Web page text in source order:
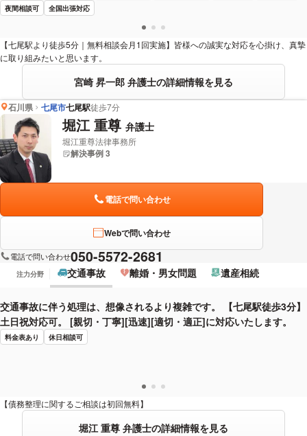
夜間相談可
全国出張対応
【七尾駅より徒歩5分｜無料相談会月1回実施】皆様への誠実な対応を心掛け、真摯
に取り組みたいと思います。
宮崎 昇一郎 弁護士の詳細情報を見る
石川県 七尾市七尾駅徒歩7分
堀江 重尊 弁護士
堀江重尊法律事務所
解決事例 3
電話で問い合わせ
Webで問い合わせ
電話で問い合わせ050-5572-2681
注力分野 交通事故 離婚・男女問題 遺産相続
交通事故に伴う処理は、想像されるより複雑です。 【七尾駅徒歩3分】
土日祝対応可。 [親切・丁寧][迅速][適切・適正]に対応いたします。
料金表あり 休日相談可
【債務整理に関するご相談は初回無料】
堀江 重尊 弁護士の詳細情報を見る